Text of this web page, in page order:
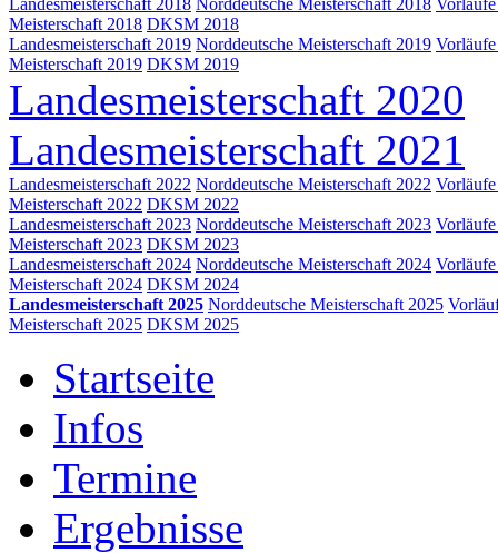
Landesmeisterschaft 2018 Norddeutsche Meisterschaft 2018
Meisterschaft 2018 DKSM 2018
Landesmeisterschaft 2019 Norddeutsche Meisterschaft 2019
Meisterschaft 2019 DKSM 2019
Landesmeisterschaft 2020
Landesmeisterschaft 2021
Landesmeisterschaft 2022 Norddeutsche Meisterschaft 2022
Meisterschaft 2022 DKSM 2022
Landesmeisterschaft 2023 Norddeutsche Meisterschaft 2023
Meisterschaft 2023 DKSM 2023
Landesmeisterschaft 2024 Norddeutsche Meisterschaft 2024
Meisterschaft 2024 DKSM 2024
Landesmeisterschaft 2025 Norddeutsche Meisterschaft 2025
Meisterschaft 2025 DKSM 2025
Startseite
Infos
Termine
Ergebnisse